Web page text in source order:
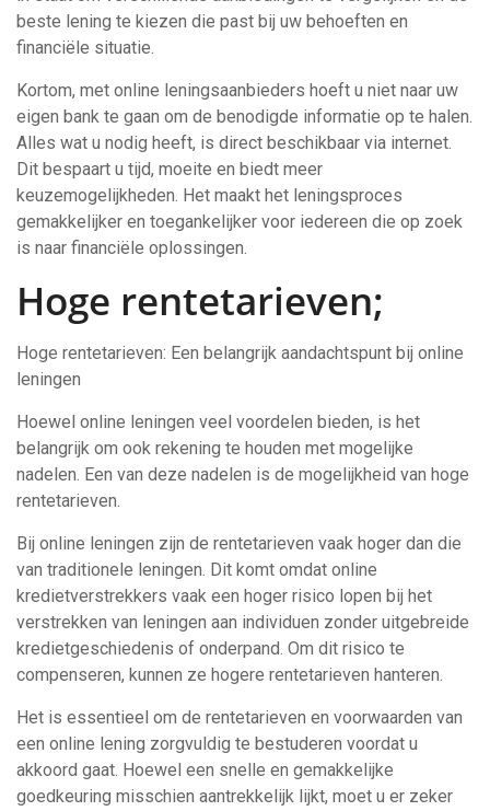
beste lening te kiezen die past bij uw behoeften en
financiële situatie.
Kortom, met online leningsaanbieders hoeft u niet naar uw
eigen bank te gaan om de benodigde informatie op te halen.
Alles wat u nodig heeft, is direct beschikbaar via internet.
Dit bespaart u tijd, moeite en biedt meer
keuzemogelijkheden. Het maakt het leningsproces
gemakkelijker en toegankelijker voor iedereen die op zoek
is naar financiële oplossingen.
Hoge rentetarieven;
Hoge rentetarieven: Een belangrijk aandachtspunt bij online
leningen
Hoewel online leningen veel voordelen bieden, is het
belangrijk om ook rekening te houden met mogelijke
nadelen. Een van deze nadelen is de mogelijkheid van hoge
rentetarieven.
Bij online leningen zijn de rentetarieven vaak hoger dan die
van traditionele leningen. Dit komt omdat online
kredietverstrekkers vaak een hoger risico lopen bij het
verstrekken van leningen aan individuen zonder uitgebreide
kredietgeschiedenis of onderpand. Om dit risico te
compenseren, kunnen ze hogere rentetarieven hanteren.
Het is essentieel om de rentetarieven en voorwaarden van
een online lening zorgvuldig te bestuderen voordat u
akkoord gaat. Hoewel een snelle en gemakkelijke
goedkeuring misschien aantrekkelijk lijkt, moet u er zeker